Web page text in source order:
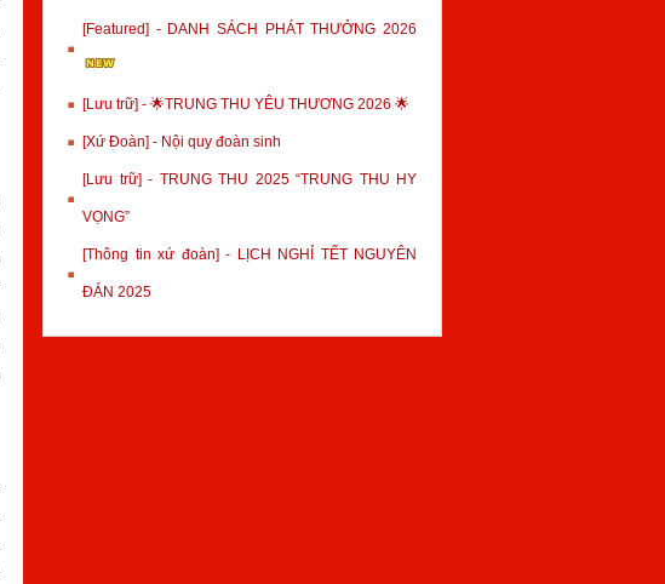
[Featured] - DANH SÁCH PHÁT THƯỞNG 2026
[Lưu trữ] - 🌟TRUNG THU YÊU THƯƠNG 2026 🌟
[Xứ Đoàn] - Nội quy đoàn sinh
[Lưu trữ] - TRUNG THU 2025 “TRUNG THU HY
VỌNG”
[Thông tin xứ đoàn] - LỊCH NGHỈ TẾT NGUYÊN
ĐÁN 2025